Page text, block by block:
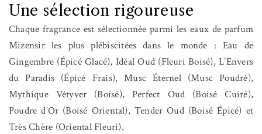
Une sélection rigoureuse
Chaque fragrance est sélectionnée parmi les eaux de parfum
Mizensir les plus plébiscitées dans le monde : Eau de
Gingembre (Épicé Glacé), Idéal Oud (Fleuri Boisé), L’Envers
du Paradis (Épicé Frais), Musc Éternel (Musc Poudré),
Mythique Vétyver (Boisé), Perfect Oud (Boisé Cuiré),
Poudre d’Or (Boisé Oriental), Tender Oud (Boisé Épicé) et
Très Chère (Oriental Fleuri).